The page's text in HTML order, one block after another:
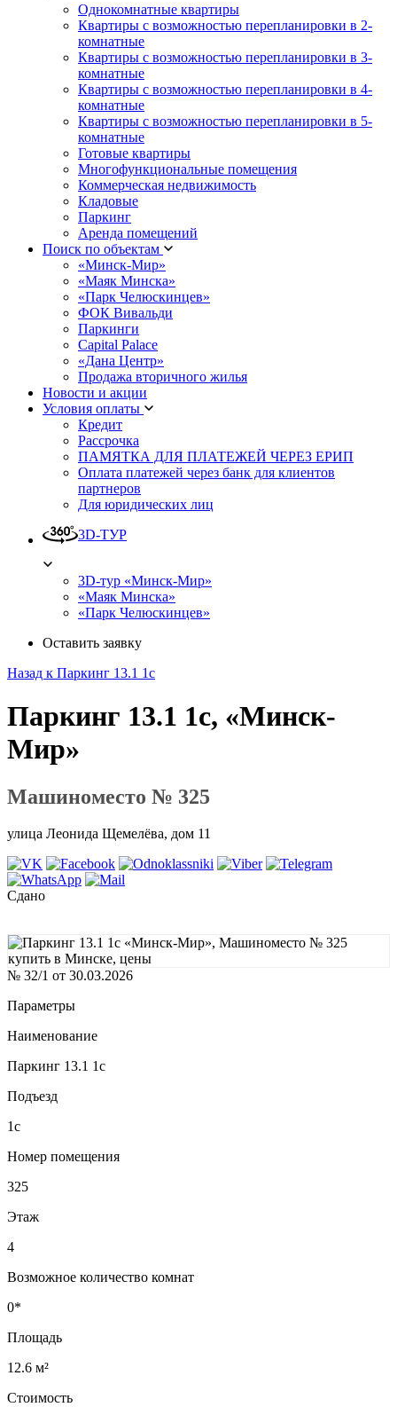
Однокомнатные квартиры
Квартиры с возможностью перепланировки в 2-
комнатные
Квартиры с возможностью перепланировки в 3-
комнатные
Квартиры с возможностью перепланировки в 4-
комнатные
Квартиры с возможностью перепланировки в 5-
комнатные
Готовые квартиры
Многофункциональные помещения
Коммерческая недвижимость
Кладовые
Паркинг
Аренда помещений
Поиск по объектам
«Минск-Мир»
«Маяк Минска»
«Парк Челюскинцев»
ФОК Вивальди
Паркинги
Capital Palace
«Дана Центр»
Продажа вторичного жилья
Новости и акции
Условия оплаты
Кредит
Рассрочка
ПАМЯТКА ДЛЯ ПЛАТЕЖЕЙ ЧЕРЕЗ ЕРИП
Оплата платежей через банк для клиентов
партнеров
Для юридических лиц
3D-ТУР
3D-тур «Минск-Мир»
«Маяк Минска»
«Парк Челюскинцев»
Оставить заявку
Назад к Паркинг 13.1 1с
Паркинг 13.1 1с, «Минск-
Мир»
Машиноместо № 325
улица Леонида Щемелёва, дом 11
Сдано
№ 32/1 от 30.03.2026
Параметры
Наименование
Паркинг 13.1 1с
Подъезд
1с
Номер помещения
325
Этаж
4
Возможное количество комнат
0*
Площадь
12.6 м²
Стоимость